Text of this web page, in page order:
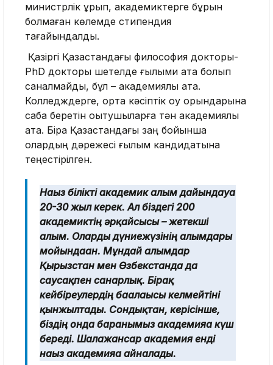
министрлік құрып, академиктерге бұрын
болмаған көлемде стипендия
тағайындалды.
Қазіргі Қазақстандағы философия докторы-
PhD докторы шетелде ғылыми атақ болып
саналмайды, бұл – академиялық атақ.
Колледждерге, орта кәсіптік оқу орындарына
сабақ беретін оқытушыларға тән академиялық
атақ. Бірақ Қазақстандағы заң бойынша
олардың дәрежесі ғылым кандидатына
теңестірілген.
Нағыз білікті академик ғалым дайындауға
20-30 жыл керек. Ал біздегі 200
академиктің әрқайсысы – жетекші
ғалым. Оларды дүниежүзінің ғалымдары
мойындаған. Мұндай ғалымдар
Қырғызстан мен Өзбекстанда да
саусақпен санарлық. Бірақ
кейбіреулердің бағалағысы келмейтіні
қынжылтады. Сондықтан, керісінше,
біздің онда барғанымыз академияға күш
береді. Шалажансар академия енді
нағыз академияға айналады.